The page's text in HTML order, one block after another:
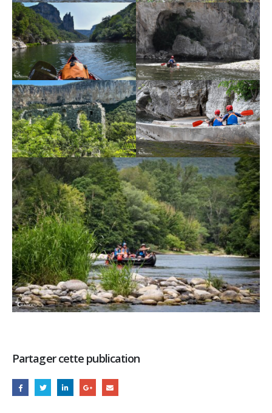
Partager cette publication